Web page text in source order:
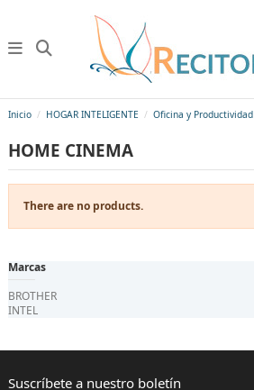
Inicio HOGAR INTELIGENTE Oficina y Productividad
HOME CINEMA
There are no products.
Marcas
BROTHER
INTEL